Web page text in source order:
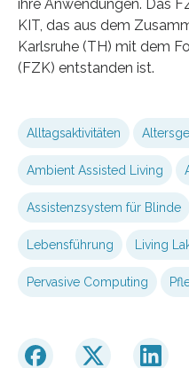
ihre Anwendungen. Das
KIT, das aus dem
Karlsruhe (TH) mit dem
(FZK) entstanden ist.
Alltagsaktivitäten
Ambient Assisted Living
Assistenzsystem für Blinde
Lebensführung Living
Pervasive Computing